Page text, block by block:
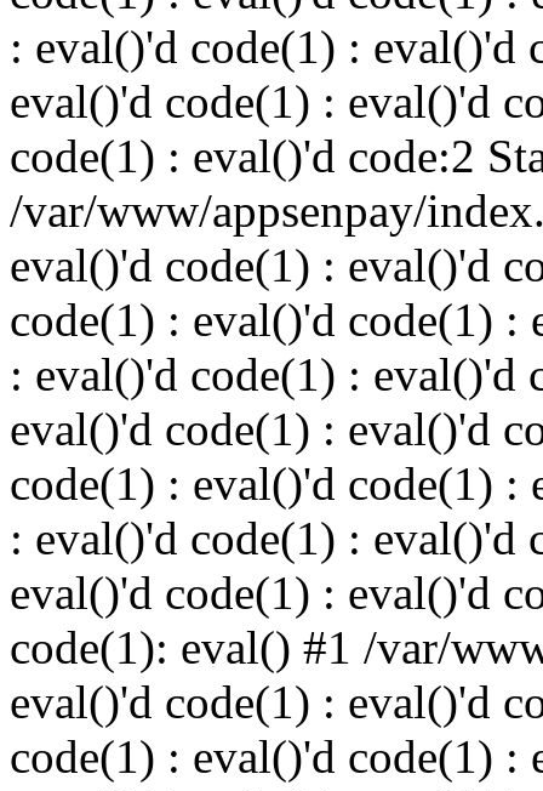
: eval()'d code(1) : eval()'d
eval()'d code(1) : eval()'d
code(1) : eval()'d code:2
/var/www/appsenpay/
eval()'d code(1) : eval()'d
code(1) : eval()'d code(1) :
: eval()'d code(1) : eval()'d
eval()'d code(1) : eval()'d
code(1) : eval()'d code(1) :
: eval()'d code(1) : eval()'d
eval()'d code(1) : eval()'d
code(1): eval() #1 /var/
eval()'d code(1) : eval()'d
code(1) : eval()'d code(1) :